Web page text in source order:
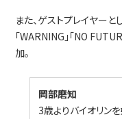
また、ゲストプレイヤー
「WARNING」「NO
加。
岡部磨知
3歳よりバイオリン